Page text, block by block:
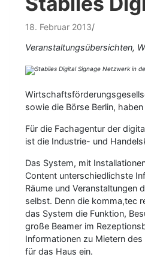
18. Februar 2013
Veranstaltungsübersichten,
sowie die Börse Berlin,
Für die Fachagentur der
ist die Industrie- und
Das System, mit
Content unterschiedlichste
Räume und Veranstaltungen
selbst. Denn die komma,tec
das System die Funktion,
große Beamer im
Informationen zu Mietern
für das Haus ein.